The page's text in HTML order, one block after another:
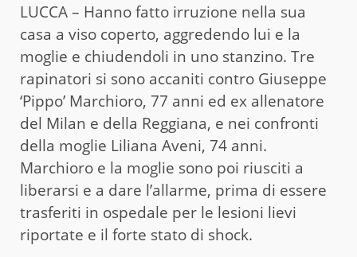
LUCCA – Hanno fatto irruzione nella sua
casa a viso coperto, aggredendo lui e la
moglie e chiudendoli in uno stanzino. Tre
rapinatori si sono accaniti contro Giuseppe
‘Pippo’ Marchioro, 77 anni ed ex allenatore
del Milan e della Reggiana, e nei confronti
della moglie Liliana Aveni, 74 anni.
Marchioro e la moglie sono poi riusciti a
liberarsi e a dare l’allarme, prima di essere
trasferiti in ospedale per le lesioni lievi
riportate e il forte stato di shock.